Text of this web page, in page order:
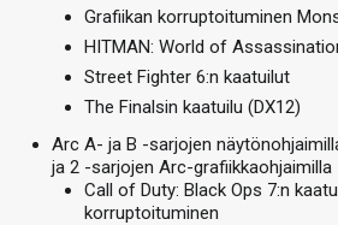
Grafiikan korruptoituminen
HITMAN: World of
Street Fighter 6:n kaatuilut
The Finalsin kaatuilu (DX12)
Arc A- ja B -sarjojen
ja 2 -sarjojen Arc-grafiikkaohjaimilla
Call of Duty: Black Ops 7:n
korruptoituminen